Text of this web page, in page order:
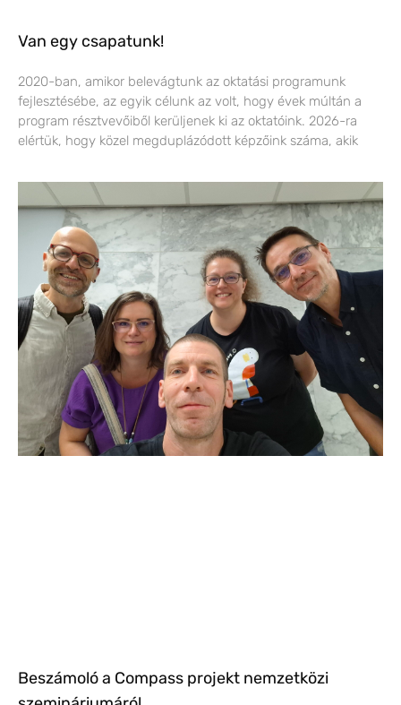
Van egy csapatunk!
2020-ban, amikor belevágtunk az oktatási programunk
fejlesztésébe, az egyik célunk az volt, hogy évek múltán a
program résztvevőiből kerüljenek ki az oktatóink. 2026-ra
elértük, hogy közel megduplázódott képzőink száma, akik
Beszámoló a Compass projekt nemzetközi